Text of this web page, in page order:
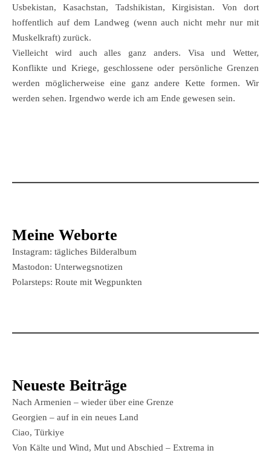
Usbekistan, Kasachstan, Tadshikistan, Kirgisistan. Von dort
hoffentlich auf dem Landweg (wenn auch nicht mehr nur mit
Muskelkraft) zurück.
Vielleicht wird auch alles ganz anders. Visa und Wetter,
Konflikte und Kriege, geschlossene oder persönliche Grenzen
werden möglicherweise eine ganz andere Kette formen. Wir
werden sehen. Irgendwo werde ich am Ende gewesen sein.
Meine Weborte
Instagram: tägliches Bilderalbum
Mastodon: Unterwegsnotizen
Polarsteps: Route mit Wegpunkten
Neueste Beiträge
Nach Armenien – wieder über eine Grenze
Georgien – auf in ein neues Land
Ciao, Türkiye
Von Kälte und Wind, Mut und Abschied – Extrema in